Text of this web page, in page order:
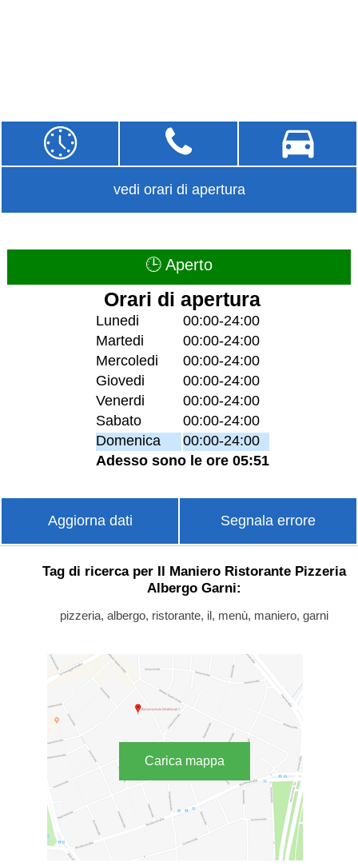
vedi orari di apertura
🕒 Aperto
Orari di apertura
Lunedi
00:00-24:00
Martedi
00:00-24:00
Mercoledi
00:00-24:00
Giovedi
00:00-24:00
Venerdi
00:00-24:00
Sabato
00:00-24:00
Domenica
00:00-24:00
Adesso sono le ore 05:51
Aggiorna dati Segnala errore
Tag di ricerca per Il Maniero Ristorante Pizzeria
Albergo Garni:
pizzeria, albergo, ristorante, il, menù, maniero, garni
Carica mappa